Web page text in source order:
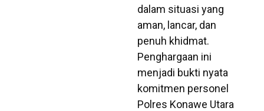
dalam situasi yang
aman, lancar, dan
penuh khidmat.
Penghargaan ini
menjadi bukti nyata
komitmen personel
Polres Konawe Utara